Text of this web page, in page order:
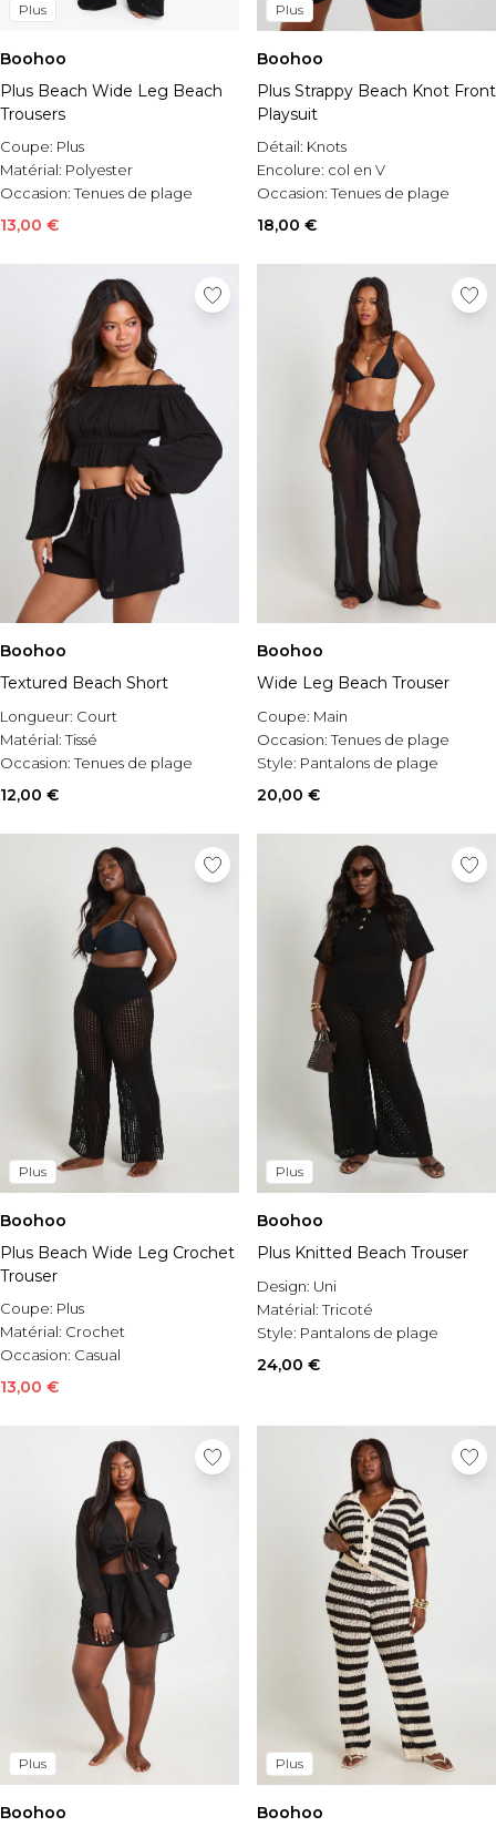
Plus
Boohoo
Plus Beach Wide Leg Beach
Trousers
Coupe: Plus
Matérial: Polyester
Occasion:Tenues de plage
13,00 €
Plus
Boohoo
Plus Strappy Beach Knot Front
Playsuit
Détail: Knots
Encolure: col en V
Occasion:Tenues de plage
18,00 €
Boohoo
Textured Beach Short
Longueur: Court
Matérial:Tissé
Occasion:Tenues de plage
12,00 €
Boohoo
Wide Leg Beach Trouser
Coupe: Main
Occasion:Tenues de plage
Style: Pantalons de plage
20,00 €
Plus
Boohoo
Plus Beach Wide Leg Crochet
Trouser
Coupe: Plus
Matérial: Crochet
Occasion: Casual
13,00 €
Plus
Boohoo
Plus Knitted Beach Trouser
Design: Uni
Matérial:Tricoté
Style: Pantalons de plage
24,00 €
Plus
Boohoo
Plus
Boohoo